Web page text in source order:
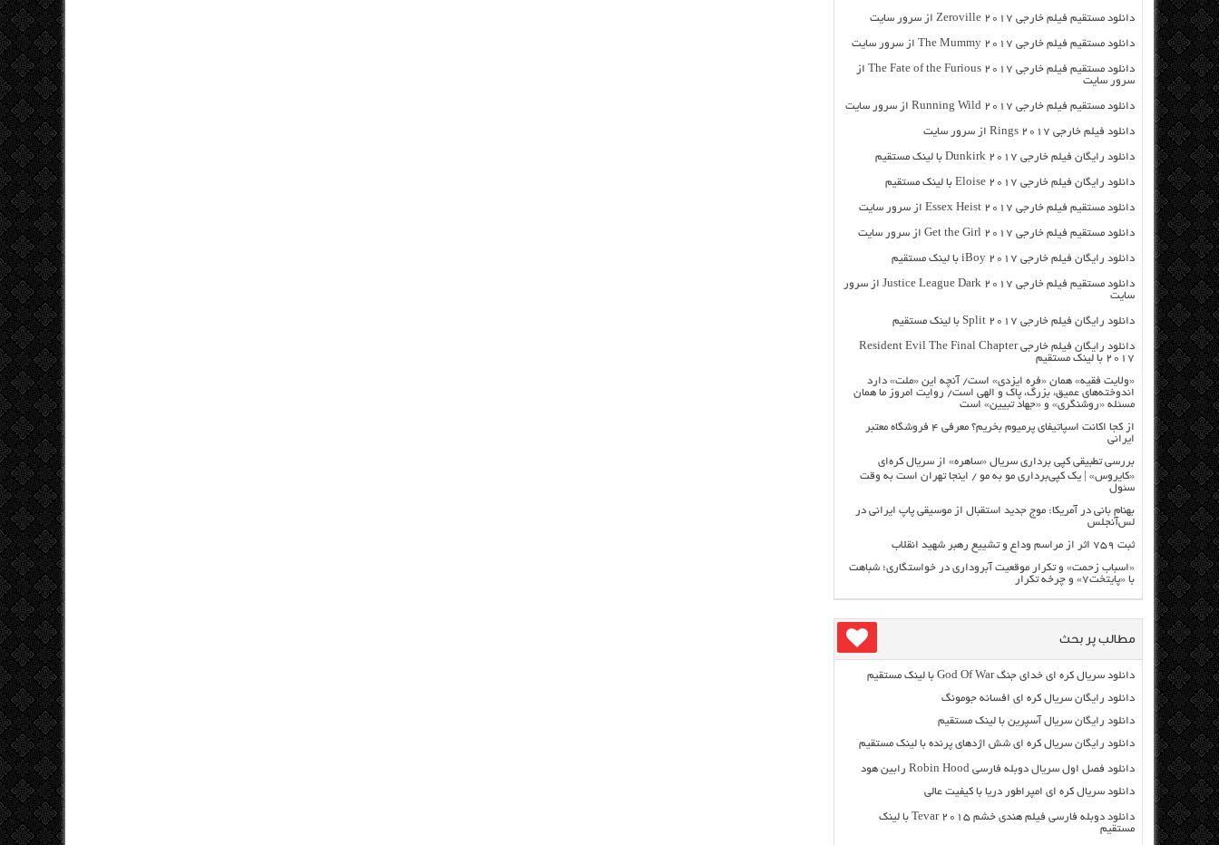
دانلود مستقیم فیلم خارجی Zeroville 2017 از سرور سایت
دانلود مستقیم فیلم خارجی The Mummy 2017 از سرور سایت
دانلود مستقیم فیلم خارجی The Fate of the Furious 2017 از
سرور سایت
دانلود مستقیم فیلم خارجی Running Wild 2017 از سرور سایت
دانلود فیلم خارجی Rings 2017 از سرور سایت
دانلود رایگان فیلم خارجی Dunkirk 2017 با لینک مستقیم
دانلود رایگان فیلم خارجی Eloise 2017 با لینک مستقیم
دانلود مستقیم فیلم خارجی Essex Heist 2017 از سرور سایت
دانلود مستقیم فیلم خارجی Get the Girl 2017 از سرور سایت
دانلود رایگان فیلم خارجی iBoy 2017 با لینک مستقیم
دانلود مستقیم فیلم خارجی Justice League Dark 2017 از سرور
سایت
دانلود رایگان فیلم خارجی Split 2017 با لینک مستقیم
دانلود رایگان فیلم خارجی Resident Evil The Final Chapter
2017 با لینک مستقیم
«ولایت فقیه» همان «فره ایزدی» است/ آنچه این «ملت» دارد
اندوخته‌های عمیق، بزرگ، پاک و الهی است/ روایت امروز ما همان
مسئله «روشنگری» و «جهاد تبیین» است
از کجا اکانت اسپاتیفای پرمیوم بخریم؟ معرفی ۴ فروشگاه معتبر
ایرانی
بررسی تطبیقی کپی برداری سریال «ساهره» از سریال کره‌ای
«کایروس» | یک کپی‌برداری مو به مو / اینجا تهران است به وقت
سئول
بهنام بانی در آمریکا: موج جدید استقبال از موسیقی پاپ ایرانی در
لس‌آنجلس
ثبت ۷۵۹ اثر از مراسم وداع و تشییع رهبر شهید انقلاب
«اسباب زحمت» و تکرار موقعیت آبروداری در خواستگاری؛ شباهت
با «پایتخت۷» و چرخه تکرار
مطالب پر بحث
دانلود سریال کره ای خدای جنگ God Of War با لینک مستقیم
دانلود رایگان سریال کره ای افسانه جومونگ
دانلود رایگان سریال آسپرین با لینک مستقیم
دانلود رایگان سریال کره ای شش اژدهای پرنده با لینک مستقیم
دانلود فصل اول سریال دوبله فارسی Robin Hood رابین هود
دانلود سریال کره ای امپراطور دریا با کیفیت عالی
دانلود دوبله فارسی فیلم هندی خشم Tevar ۲۰۱۵ با لینک
مستقیم